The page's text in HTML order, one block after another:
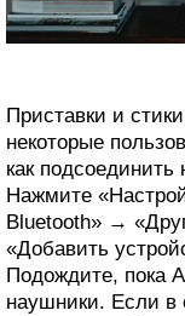
Приставки и
некоторые
как
Нажмите
Bluetooth» →
«Добавить
Подождите, пока
наушники. Если в